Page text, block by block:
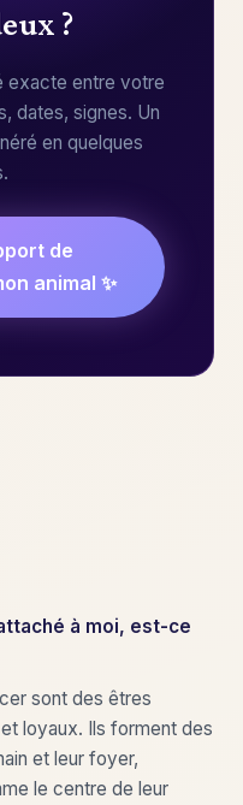
?
exacte entre votre
dates, signes. Un
en quelques
de
animal ✨
à moi, est-ce
sont des êtres
loyaux. Ils forment des
et leur foyer,
le centre de leur